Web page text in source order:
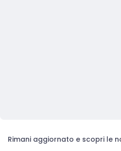
Rimani aggiornato e scopri le